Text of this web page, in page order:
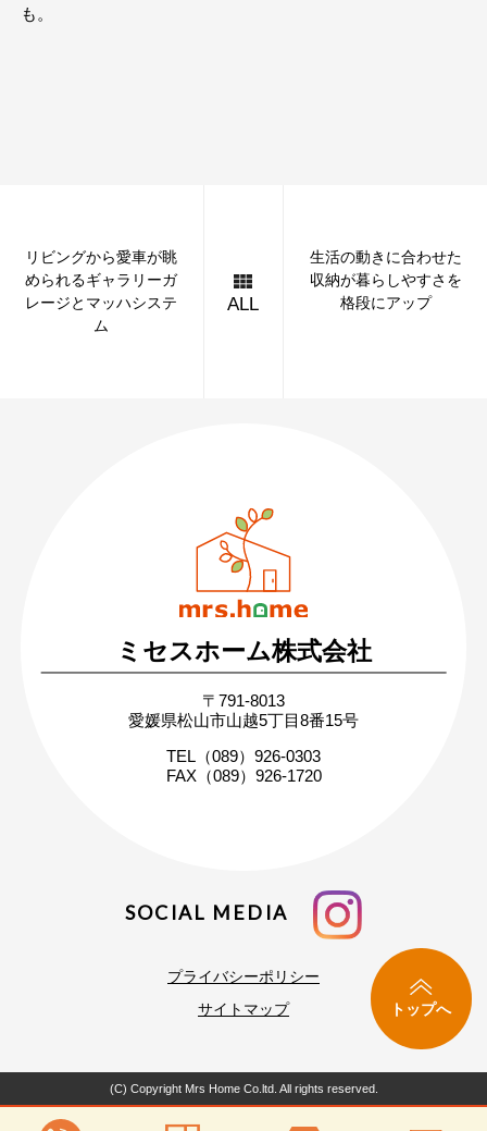
も。
リビングから愛車が眺
められるギャラリーガ
レージとマッハシステ
ム
ALL
生活の動きに合わせた
収納が暮らしやすさを
格段にアップ
トップへ
営業時間：月〜土 8:30 〜 17:30
日・祝 9:30 〜 17:30
無料相談・お問い合わせ
まずはお気軽にご相談ください
家づくりの疑問や不安にお答えします
ミセスホーム株式会社
〒791-8013
愛媛県松山市山越5丁目8番15号
TEL（089）926-0303
FAX（089）926-1720
SOCIAL MEDIA
プライバシーポリシー
サイトマップ
(C) Copyright Mrs Home Co.ltd. All rights reserved.